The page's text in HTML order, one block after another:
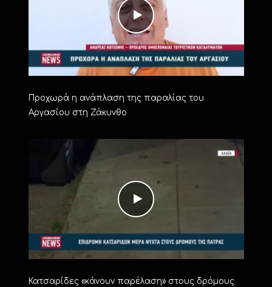
Προχωρά η ανάπλαση της παραλίας του
Αργασίου στη Ζάκυνθο
Κατσαρίδες «κάνουν παρέλαση» στους δρόμους